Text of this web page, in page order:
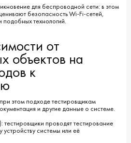
для беспроводной сети: в этом
безопасность Wi-Fi-сетей,
технологий.
от
объектов на
к
этом подходе тестировщикам
и другие данные о системе.
тестировщики проводят тестирование
устройству системы или её